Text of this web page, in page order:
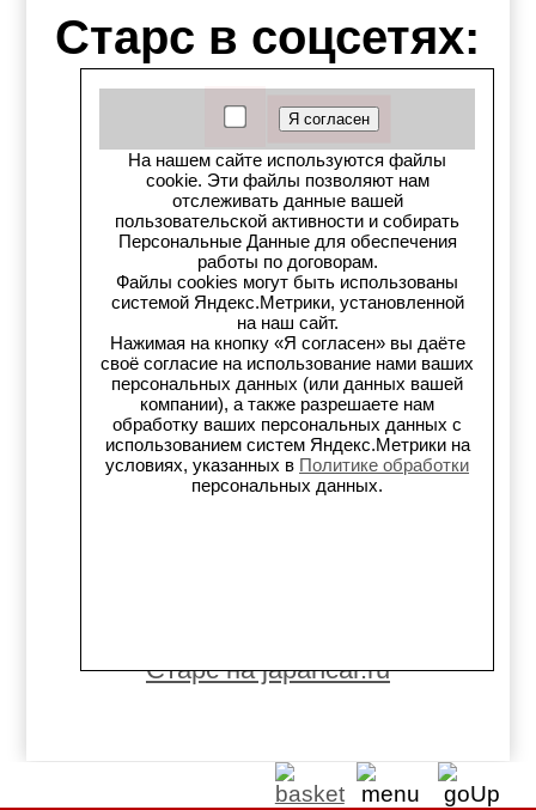
Старс в соцсетях:
Старс вКонтакте
Старс в YouTube
Телеграм-канал
Старс на Drom.ru
Старс в auto.ru
Старс в картах Яндекс
Старс в картах 2ГИС
Старс на Avito.ru
Старс на japancar.ru
На нашем сайте используются файлы
cookie. Эти файлы позволяют нам
отслеживать данные вашей
пользовательской активности и собирать
Персональные Данные для обеспечения
работы по договорам.
Файлы cookies могут быть использованы
системой Яндекс.Метрики, установленной
на наш сайт.
Нажимая на кнопку «Я согласен» вы даёте
своё согласие на использование нами ваших
персональных данных (или данных вашей
компании), а также разрешаете нам
обработку ваших персональных данных с
использованием систем Яндекс.Метрики на
условиях, указанных в Политике обработки
персональных данных.